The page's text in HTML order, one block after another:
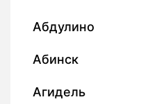
Абдулино
Абинск
Агидель